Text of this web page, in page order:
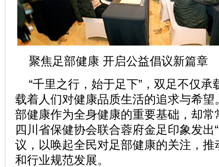
聚焦足部健康 开启公益倡议新篇章
“千里之行，始于足下”，双足不仅
载着人们对健康品质生活的追求与希
部健康作为全身健康的重要基础，却
四川省保健协会联合蓉府金足印象发出
议，以唤起全民对足部健康的关注，
和行业规范发展。